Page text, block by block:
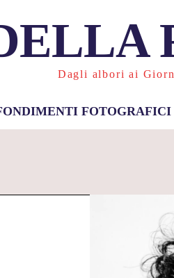
Dagli albori ai
FOTOGRAFICI